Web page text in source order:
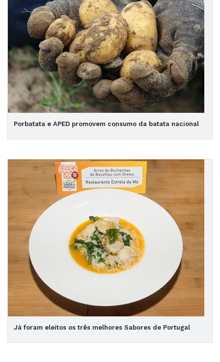
Porbatata e APED promovem consumo da batata nacional
Já foram eleitos os três melhores Sabores de Portugal